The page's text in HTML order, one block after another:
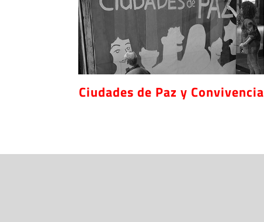
Ciudades de Paz y Convivencia